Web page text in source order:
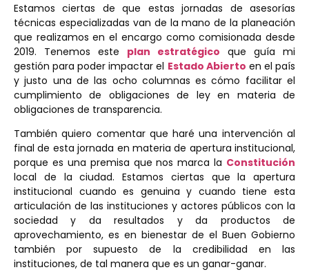
Estamos ciertas de que estas jornadas de asesorías
técnicas especializadas van de la mano de la planeación
que realizamos en el encargo como comisionada desde
2019. Tenemos este plan estratégico que guía mi
gestión para poder impactar el Estado Abierto en el país
y justo una de las ocho columnas es cómo facilitar el
cumplimiento de obligaciones de ley en materia de
obligaciones de transparencia.
También quiero comentar que haré una intervención al
final de esta jornada en materia de apertura institucional,
porque es una premisa que nos marca la Constitución
local de la ciudad. Estamos ciertas que la apertura
institucional cuando es genuina y cuando tiene esta
articulación de las instituciones y actores públicos con la
sociedad y da resultados y da productos de
aprovechamiento, es en bienestar de el Buen Gobierno
también por supuesto de la credibilidad en las
instituciones, de tal manera que es un ganar-ganar.